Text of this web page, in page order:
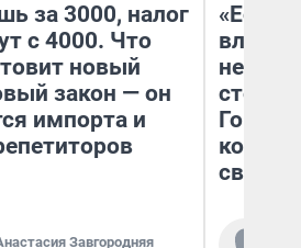
за 3000, налог
с 4000. Что
новый
закон — он
импорта и
Завгородняя
«Если